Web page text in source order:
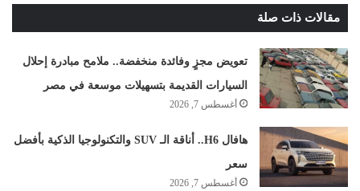
مقالات ذات صلة
تعويض مجزٍ وفائدة منخفضة.. ملامح مبادرة إحلال
السيارات القديمة بتسهيلات موسعة في مصر
أغسطس 7, 2026
هافال H6.. أناقة الـ SUV والتكنولوجيا الذكية بأفضل
سعر
أغسطس 7, 2026